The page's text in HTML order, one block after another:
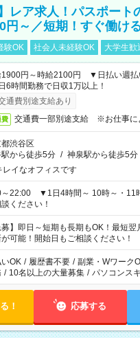
レア求人！パスポート
円～／短期！すぐ働け
験OK 社会人未経験OK 大学生歓
1900円～時給2100円 ▼日払い週
6時間勤務で日収1万以上！
通費別途支給あり
費 交通費一部別途支給 ※お仕事に
渋谷区
から徒歩5分 / 神泉駅から徒歩5分
レイなオフィスです
～22:00 ▼1日4時間～ 10時～・11
ください！
募】即日～短期も長期もOK！最短
可能！開始日もご相談ください！
いOK / 履歴書不要 / 副業・Wワーク
/ 10名以上の大量募集 / パソコンス
！ 応募する